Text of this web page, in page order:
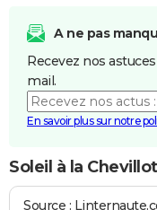
A ne pas
Recevez nos
mail.
En savoir plus sur notre
Soleil à la
Source :